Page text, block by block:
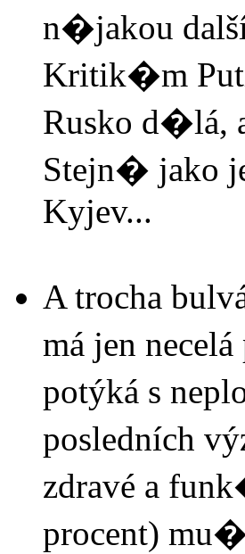
n�jakou
Kritik�m
Rusko d�lá,
Stejn� jako
Kyjev...
A trocha
má jen
potýká s
posledních
zdravé a
procent)